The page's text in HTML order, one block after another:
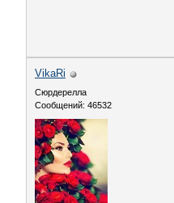
VikaRi
Сюрдерелла
Сообщений: 46532